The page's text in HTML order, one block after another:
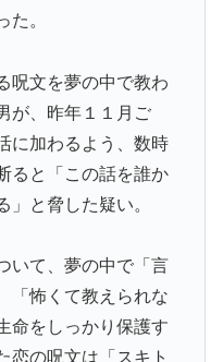
た。
呪文を夢の中で教わ
が、昨年１１月ご
に加わるよう、数時
ると「この話を誰か
」と脅した疑い。
いて、夢の中で「言
「怖くて教えられな
命をしっかり保護す
恋の呪文は「スキト